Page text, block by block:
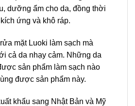
dưỡng ẩm cho da, đồng thời
ứng và khô ráp.
mặt Luoki làm sạch mà
cả da nhạy cảm. Những da
sản phẩm làm sạch nào
được sản phẩm này.
khẩu sang Nhật Bản và Mỹ